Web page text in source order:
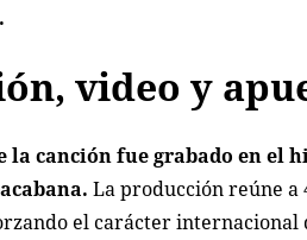
video y
la canción fue grabado en el
La producción reúne a
el carácter internacional